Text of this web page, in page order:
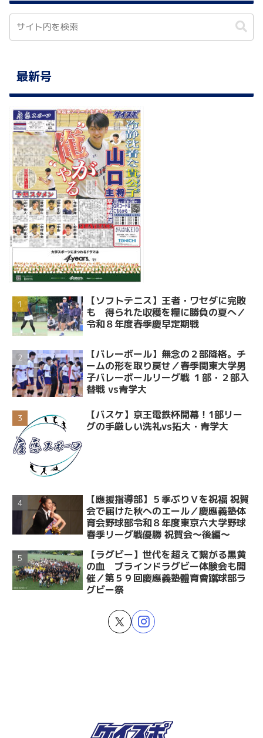
最新号
【ソフトテニス】王者・ワセダに完敗
も 得られた収穫を糧に勝負の夏へ／
令和８年度春季慶早定期戦
【バレーボール】無念の２部降格。チ
ームの形を取り戻せ／春季関東大学男
子バレーボールリーグ戦 １部・２部入
替戦 vs青学大
【バスケ】京王電鉄杯開幕！1部リー
グの手厳しい洗礼vs拓大・青学大
【應援指導部】５季ぶりＶを祝福 祝賀
会で届けた秋へのエール／慶應義塾体
育会野球部令和８年度東京六大学野球
春季リーグ戦優勝 祝賀会～後編～
【ラグビー】世代を超えて繋がる黒黄
の血 ブラインドラグビー体験会も開
催／第５９回慶應義塾體育會蹴球部ラ
グビー祭